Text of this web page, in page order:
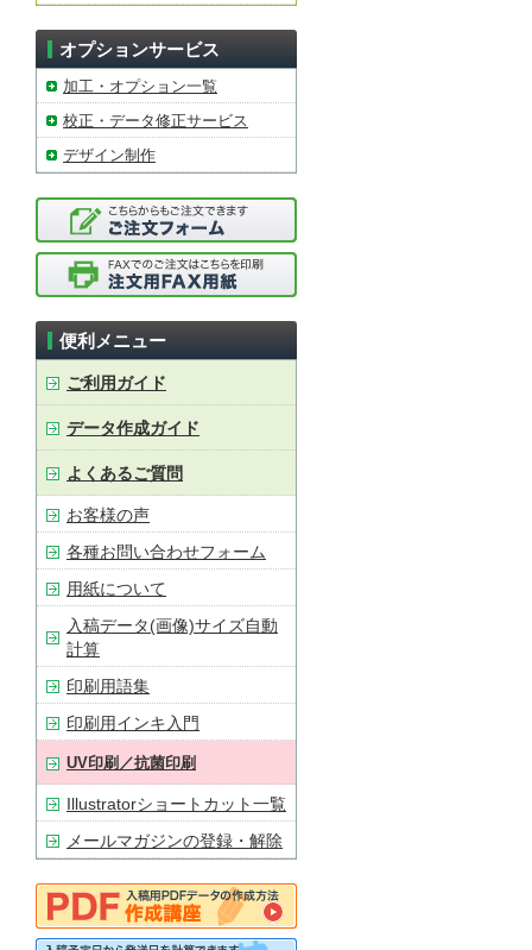
オプションサービス
加工・オプション一覧
校正・データ修正サービス
デザイン制作
便利メニュー
ご利用ガイド
データ作成ガイド
よくあるご質問
お客様の声
各種お問い合わせフォーム
用紙について
入稿データ(画像)サイズ自動
計算
印刷用語集
印刷用インキ入門
UV印刷／抗菌印刷
Illustratorショートカット一覧
メールマガジンの登録・解除